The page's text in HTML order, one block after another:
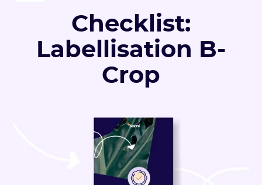
Checklist:
Labellisation B-
Crop